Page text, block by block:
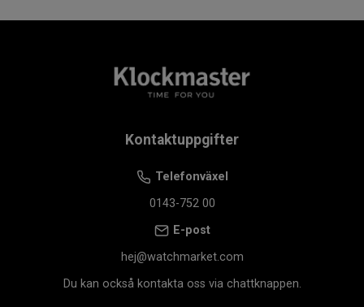
Kontaktuppgifter
Telefonväxel
0143-752 00
E-post
hej@watchmarket.com
Du kan också kontakta oss via chattknappen.